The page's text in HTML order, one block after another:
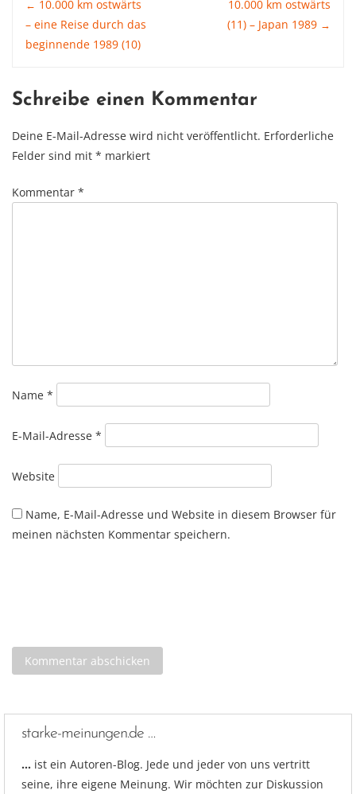
navigation
← 10.000 km ostwärts
– eine Reise durch das
beginnende 1989 (10)
10.000 km ostwärts
(11) – Japan 1989 →
Schreibe einen Kommentar
Deine E-Mail-Adresse wird nicht veröffentlicht. Erforderliche
Felder sind mit * markiert
Kommentar *
Name *
E-Mail-Adresse *
Website
Name, E-Mail-Adresse und Website in diesem Browser für
meinen nächsten Kommentar speichern.
starke-meinungen.de …
… ist ein Autoren-Blog. Jede und jeder von uns vertritt
seine, ihre eigene Meinung. Wir möchten zur Diskussion